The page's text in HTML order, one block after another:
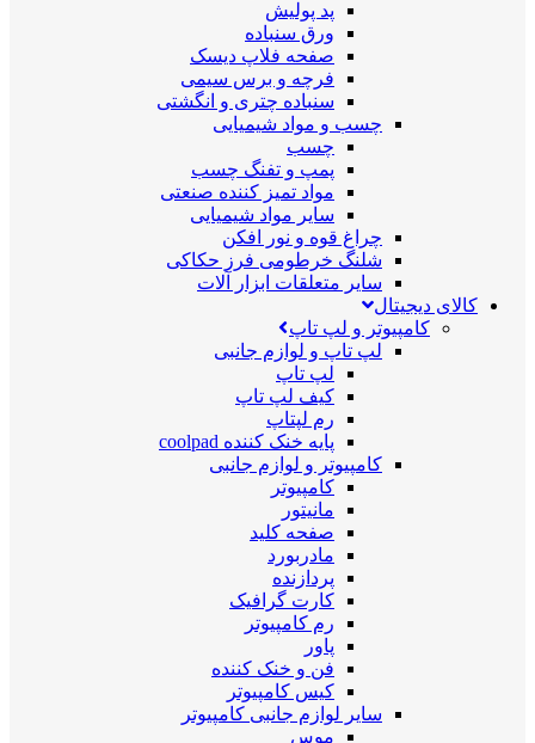
پد پولیش
ورق سنباده
صفحه فلاپ دیسک
فرچه و برس سیمی
سنباده چتری و انگشتی
چسب و مواد شیمیایی
چسب
پمپ و تفنگ چسب
مواد تمیز کننده صنعتی
سایر مواد شیمیایی
چراغ قوه و نور افکن
شلنگ خرطومی فرز حکاکی
سایر متعلقات ابزار آلات
کالای دیجیتال
کامپیوتر و لپ تاپ
لپ تاپ و لوازم جانبی
لپ تاپ
کیف لپ تاپ
رم لپتاپ
پایه خنک کننده coolpad
کامپیوتر و لوازم جانبی
کامپیوتر
مانیتور
صفحه کلید
مادربورد
پردازنده
کارت گرافیک
رم کامپیوتر
پاور
فن و خنک کننده
کیس کامپیوتر
سایر لوازم جانبی کامپیوتر
موس